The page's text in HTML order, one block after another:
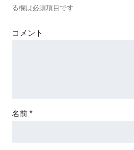
る欄は必須項目です
コメント
名前 *